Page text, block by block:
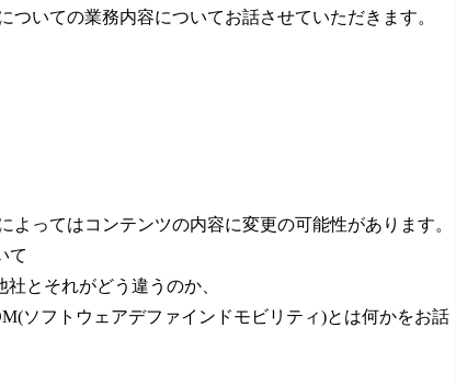
ついての業務内容についてお話させていただきます。
ってはコンテンツの内容に変更の可能性があります。
て
とそれがどう違うのか、
ソフトウェアデファインドモビリティ)とは何かをお話